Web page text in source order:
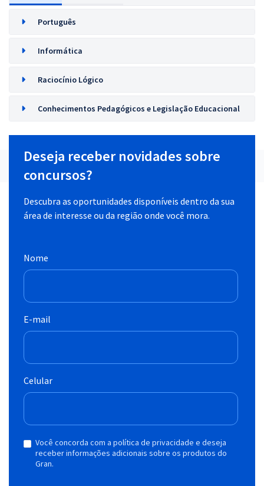
Português
Informática
Raciocínio Lógico
Conhecimentos Pedagógicos e Legislação Educacional
Deseja receber novidades sobre
concursos?
Descubra as oportunidades disponíveis dentro da sua
área de interesse ou da região onde você mora.
Nome
E-mail
Celular
Você concorda com a política de privacidade e deseja
receber informações adicionais sobre os produtos do
Gran.